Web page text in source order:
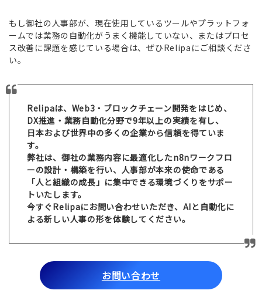
もし御社の人事部が、現在使用しているツールやプラットフォ
ームでは業務の自動化がうまく機能していない、またはプロセ
ス改善に課題を感じている場合は、ぜひRelipaにご相談くださ
い。
Relipaは、Web3・ブロックチェーン開発をはじめ、
DX推進・業務自動化分野で9年以上の実績を有し、
日本および世界中の多くの企業から信頼を得ていま
す。
弊社は、御社の業務内容に最適化したn8nワークフロ
ーの設計・構築を行い、人事部が本来の使命である
「人と組織の成長」に集中できる環境づくりをサポー
トいたします。
今すぐRelipaにお問い合わせいただき、AIと自動化に
よる新しい人事の形を体験してください。
お問い合わせ